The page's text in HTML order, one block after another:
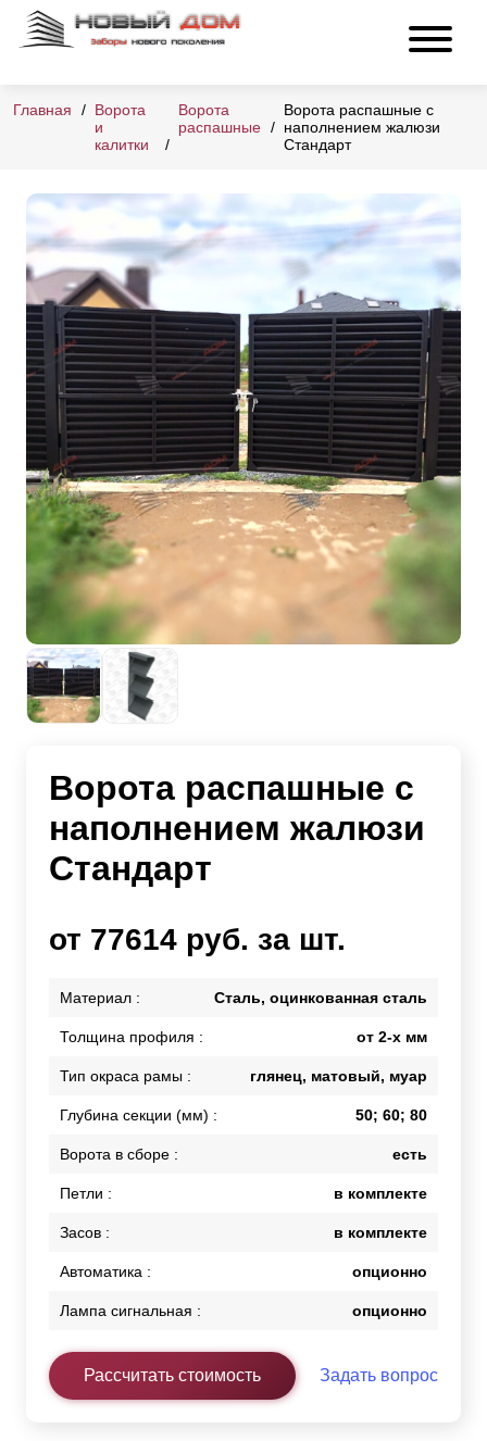
Главная
Ворота
и
калитки
Ворота
распашные
Ворота распашные с
наполнением жалюзи
Стандарт
Ворота распашные с
наполнением жалюзи
Стандарт
от 77614 руб. за шт.
Материал : Сталь, оцинкованная сталь
Толщина профиля : от 2-х мм
Тип окраса рамы : глянец, матовый, муар
Глубина секции (мм) : 50; 60; 80
Ворота в сборе : есть
Петли : в комплекте
Засов : в комплекте
Автоматика : опционно
Лампа сигнальная : опционно
Рассчитать стоимость Задать вопрос